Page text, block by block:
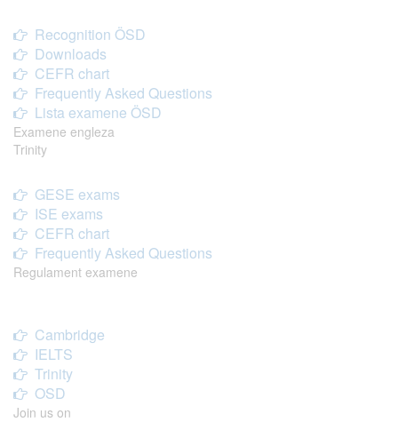
Recognition ÖSD
Downloads
CEFR chart
Frequently Asked Questions
Lista examene ÖSD
Examene engleza
Trinity
GESE exams
ISE exams
CEFR chart
Frequently Asked Questions
Regulament examene
Cambridge
IELTS
Trinity
OSD
Join us on